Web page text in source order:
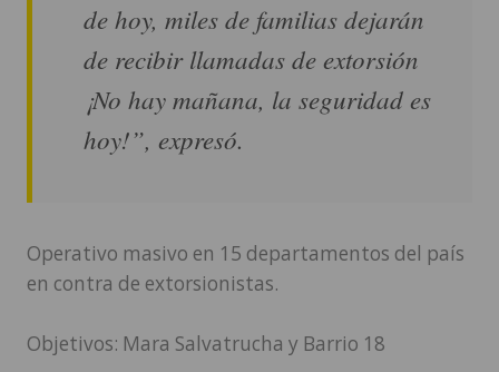
de hoy, miles de familias dejarán
de recibir llamadas de extorsión
¡No hay mañana, la seguridad es
hoy!”, expresó.
Operativo masivo en 15 departamentos del país
en contra de extorsionistas.
Objetivos: Mara Salvatrucha y Barrio 18